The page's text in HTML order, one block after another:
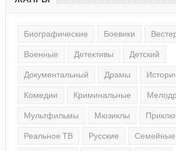
Биографические Боевики
Военные Детективы Детский
Документальный Драмы
Комедии Криминальные
Мультфильмы Мюзиклы
Реальное ТВ Русские Семейные